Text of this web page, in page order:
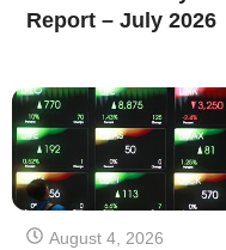
Report – July 2026
August 4, 2026